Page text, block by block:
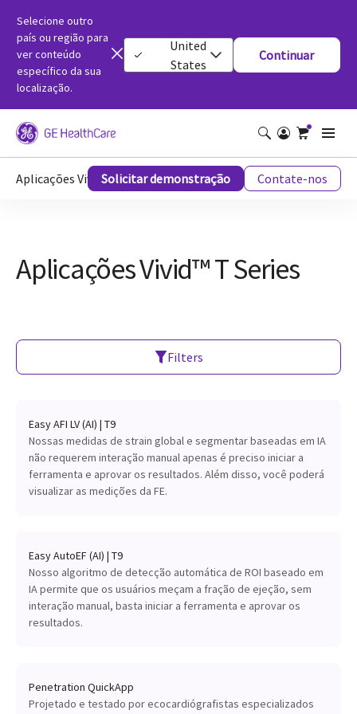
Selecione outro
país ou região para
ver conteúdo
específico da sua
localização.
United
States
Continuar
Aplicações Vivid™ T SeriesSolicitar demonstração Contate-nos
Aplicações Vivid™ T Series
Filters
Easy AFI LV (AI) | T9
Nossas medidas de strain global e segmentar baseadas em IA
não requerem interação manual apenas é preciso iniciar a
ferramenta e aprovar os resultados. Além disso, você poderá
visualizar as medições da FE.
Easy AutoEF (AI) | T9
Nosso algoritmo de detecção automática de ROI baseado em
IA permite que os usuários meçam a fração de ejeção, sem
interação manual, basta iniciar a ferramenta e aprovar os
resultados.
Penetration QuickApp
Projetado e testado por ecocardiógrafistas especializados